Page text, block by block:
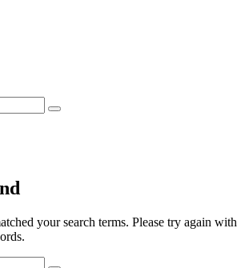
your search terms. Please try again with